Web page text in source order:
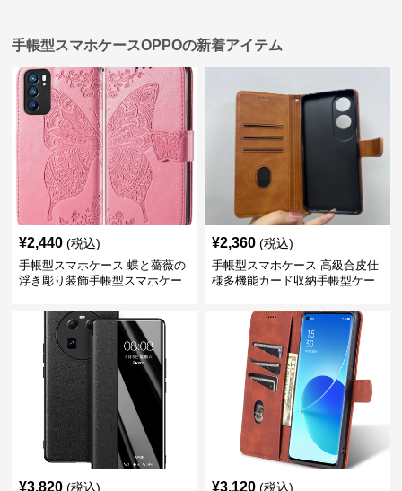
手帳型スマホケースOPPOの新着アイテム
¥2,440 (税込)
手帳型スマホケース 蝶と薔薇の
浮き彫り装飾手帳型スマホケー
¥2,360 (税込)
手帳型スマホケース 高級合皮仕
様多機能カード収納手帳型ケー
¥3,820 (税込) ¥3,120 (税込)